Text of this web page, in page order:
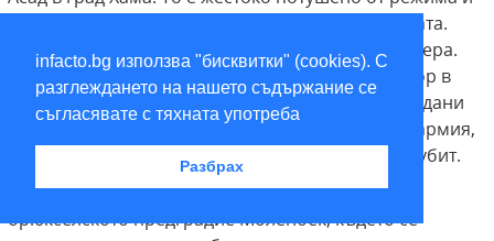
infacto.bg използва "бисквитки" (cookies). С
разглеждането на нашето съдържание се
съгласявате с тяхната употреба
Разбрах
предизвиква първата бежанска вълна от страната.
Братята Клайн са близки приятели с Мохамед Мера.
Това е човекът, който през март 2012 г. вся терор в
Тулуза и Монтобан и 32 часа стреля срещу граждани
от еврейски произход и войници от френската армия,
убивайки 7 и ранявайки 6 души, преди да бъде убит.
През 2013 г. братята Клайн се установяват в
брюкселското предградие Моленбек, където се